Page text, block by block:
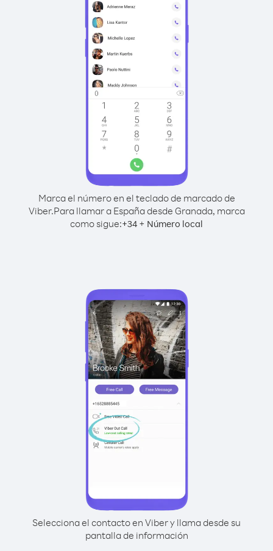
Marca el número en el teclado de marcado de
Viber.Para llamar a España desde Granada, marca
como sigue:+34 + Número local
Selecciona el contacto en Viber y llama desde su
pantalla de información